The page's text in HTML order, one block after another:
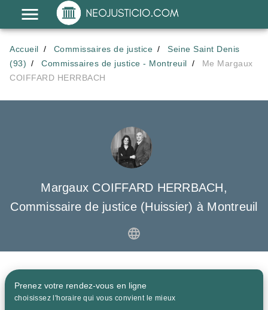
Accueil Commissaires de justice
Seine Saint Denis
(93)
Commissaires de justice - Montreuil
Me Margaux
COIFFARD HERRBACH
Margaux COIFFARD HERRBACH,
Commissaire de justice (Huissier) à Montreuil
Prenez votre rendez-vous en ligne
choisissez l'horaire qui vous convient le mieux